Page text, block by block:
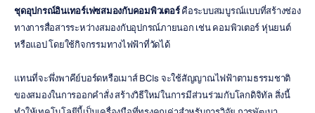
ชุดอุปกรณ์อินเทอร์เฟซสมองกับคอมพิวเตอร์ คือระบบสมบูรณ์แบบที่สร้างช่อง
ทางการสื่อสารระหว่างสมองกับอุปกรณ์ภายนอก เช่น คอมพิวเตอร์ หุ่นยนต์
หรือแอป โดยใช้กิจกรรมทางไฟฟ้าที่วัดได้
แทนที่จะพึ่งพาคีย์บอร์ดหรือเมาส์ BCIs จะใช้สัญญาณไฟฟ้าตามธรรมชาติ
ของสมองในการออกคำสั่ง สร้างวิธีใหม่ในการมีส่วนร่วมกับโลกดิจิทัล สิ่งนี้